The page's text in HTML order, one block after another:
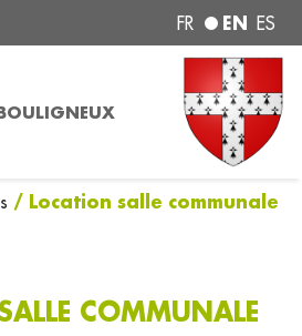
FR EN ES
/ Location salle communale
COMMUNALE